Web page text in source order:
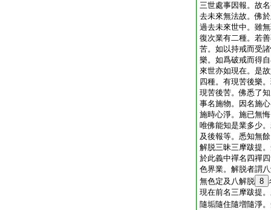
三世處事因報。故
去未來無法故。佛
過去未來世中。雖
復次業有二種。若
苦。如以持戒而受
樂。如爲破戒而得
來世亦如現在。是
四種。有現苦後樂
現苦後苦。佛悉了
事名施物。因名施
施時心淨。施已無
唯佛能知是業多少
及後報等。悉知無
解脱三昧三摩跋提
於此義中禪名四禪
色界業。解脱者謂
無色定及八解脱 8
現在前名三摩跋提
隨垢隨住隨増隨淨